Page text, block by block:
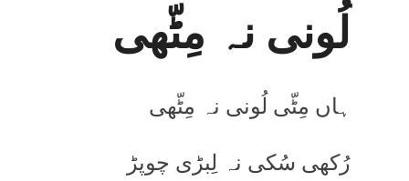
لُونی نہ مِٹّھی
ہاں مِٹّی لُونی نہ مِٹّھی
رُکھی سُکی نہ لِبڑی چوپڑ